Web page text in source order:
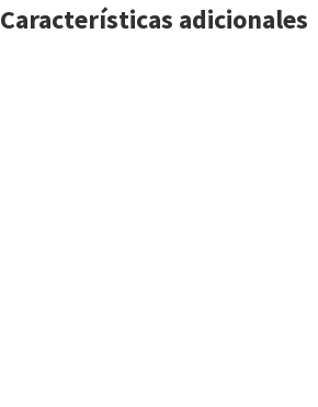
Características adicionales